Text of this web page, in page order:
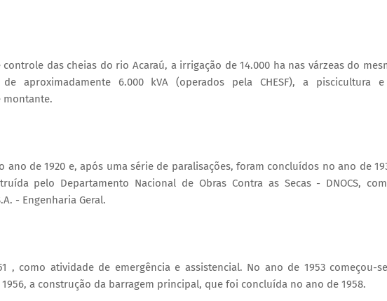
das cheias do rio Acaraú, a irrigação de 14.000 ha nas várzeas do
aproximadamente 6.000 kVA (operados pela CHESF), a piscicultura
montante.
de 1920 e, após uma série de paralisações, foram concluídos no ano de
pelo Departamento Nacional de Obras Contra as Secas - DNOCS,
- Engenharia Geral.
, como atividade de emergência e assistencial. No ano de 1953 começou-
a construção da barragem principal, que foi concluída no ano de 1958.